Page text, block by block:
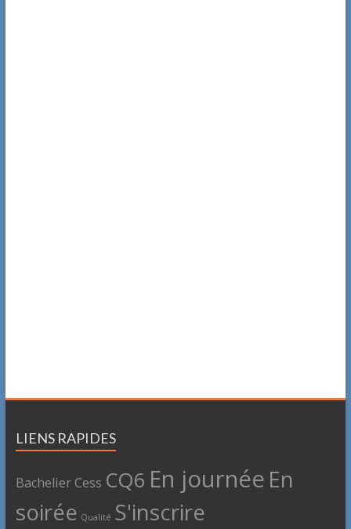
LIENS RAPIDES
Bachelier Cess CQ6 En journée En
soirée Qualité S'inscrire